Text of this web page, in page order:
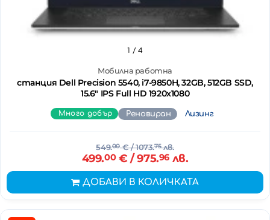
Мобилна работна
станция Dell Precision 5540, i7-9850H, 32GB, 512GB SSD,
15.6" IPS Full HD 1920x1080
1 / 4
Много добър Реновиран Лизинг
549.00€/ 1073.75лв.
499.00€ / 975.96лв.
ДОБАВИ В КОЛИЧКАТА